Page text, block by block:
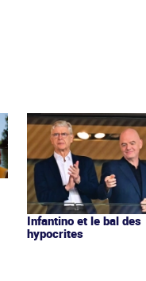
Infantino et le bal des
hypocrites